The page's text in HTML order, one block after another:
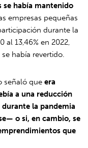
se había mantenido
empresas pequeñas
durante la
al 13,46% en 2022,
había revertido.
señaló queera
a una reducción
la pandemia
o si, en cambio, se
que